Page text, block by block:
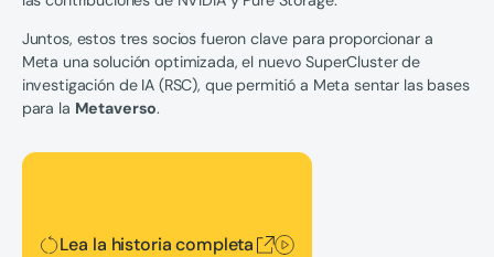
Juntos, estos tres socios fueron clave para proporcionar a
Meta una solución optimizada, el nuevo SuperCluster de
investigación de IA (RSC), que permitió a Meta sentar las bases
para la Metaverso.
Lea la historia completa
Lea la historia completa